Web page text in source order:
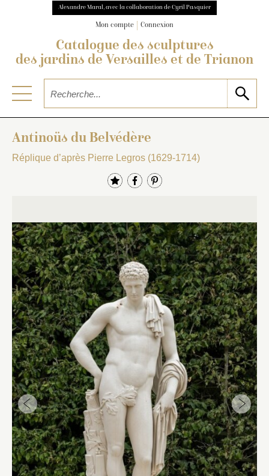
Alexandre Maral, avec la collaboration de Cyril Pasquier
Mon compte Connexion
Catalogue des sculptures
des jardins de Versailles et de Trianon
Antinoüs du Belvédère
Réplique d’après Pierre Legros (1629-1714)